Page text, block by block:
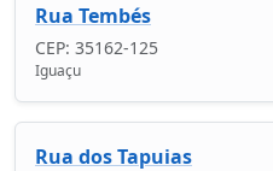
Rua Tembés
CEP: 35162-125
Iguaçu
Rua dos Tapuias